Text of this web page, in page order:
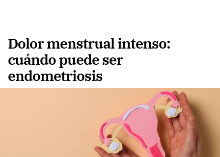
Dolor menstrual intenso:
cuándo puede ser
endometriosis